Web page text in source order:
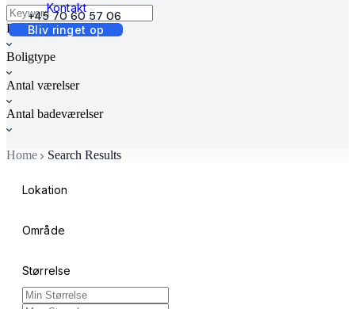
Kontakt
+45 70 60 57 06
Bliv ringet op
Boligstatus
Boligtype
Antal værelser
Antal badeværelser
Home Search Results
Lokation
Område
Størrelse